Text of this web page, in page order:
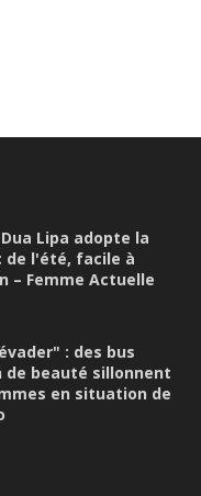
Lipa adopte la
de l'été, facile à
– Femme Actuelle
: des bus
beauté sillonnent
en situation de